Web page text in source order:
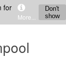
for
More...
Don't
show